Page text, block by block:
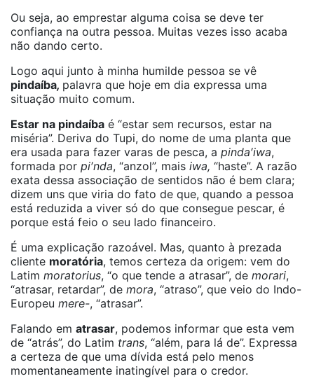
Ou seja, ao emprestar alguma coisa se deve ter
confiança na outra pessoa. Muitas vezes isso acaba
não dando certo.
Logo aqui junto à minha humilde pessoa se vê
pindaíba, palavra que hoje em dia expressa uma
situação muito comum.
Estar na pindaíba é “estar sem recursos, estar na
miséria”. Deriva do Tupi, do nome de uma planta que
era usada para fazer varas de pesca, a pinda′iwa,
formada por pi′nda, “anzol”, mais iwa, “haste”. A razão
exata dessa associação de sentidos não é bem clara;
dizem uns que viria do fato de que, quando a pessoa
está reduzida a viver só do que consegue pescar, é
porque está feio o seu lado financeiro.
É uma explicação razoável. Mas, quanto à prezada
cliente moratória, temos certeza da origem: vem do
Latim moratorius, “o que tende a atrasar”, de morari,
“atrasar, retardar”, de mora, “atraso”, que veio do Indo-
Europeu mere-, “atrasar”.
Falando em atrasar, podemos informar que esta vem
de “atrás”, do Latim trans, “além, para lá de”. Expressa
a certeza de que uma dívida está pelo menos
momentaneamente inatingível para o credor.